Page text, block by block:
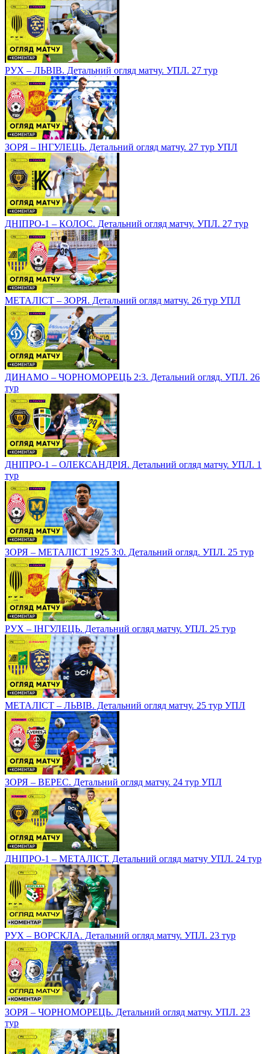
РУХ – ЛЬВІВ. Детальний огляд матчу. УПЛ. 27 тур
ЗОРЯ – ІНГУЛЕЦЬ. Детальний огляд матчу. 27 тур УПЛ
ДНІПРО-1 – КОЛОС. Детальний огляд матчу. УПЛ. 27 тур
МЕТАЛІСТ – ЗОРЯ. Детальний огляд матчу. 26 тур УПЛ
ДИНАМО – ЧОРНОМОРЕЦЬ 2:3. Детальний огляд. УПЛ. 26
тур
ДНІПРО-1 – ОЛЕКСАНДРІЯ. Детальний огляд матчу. УПЛ. 1
тур
ЗОРЯ – МЕТАЛІСТ 1925 3:0. Детальний огляд. УПЛ. 25 тур
РУХ – ІНГУЛЕЦЬ. Детальний огляд матчу. УПЛ. 25 тур
МЕТАЛІСТ – ЛЬВІВ. Детальний огляд матчу. 25 тур УПЛ
ЗОРЯ – ВЕРЕС. Детальний огляд матчу. 24 тур УПЛ
ДНІПРО-1 – МЕТАЛІСТ. Детальний огляд матчу УПЛ. 24 тур
РУХ – ВОРСКЛА. Детальний огляд матчу. УПЛ. 23 тур
ЗОРЯ – ЧОРНОМОРЕЦЬ. Детальний огляд матчу. УПЛ. 23
тур